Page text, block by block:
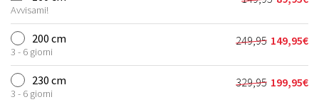
era:
79,95€.
è:
44,95€.
Avvisami! Il
prezzo
originale
era:
149,95€.
Il
prezzo
attuale
è:
89,95€.
200 cm
3 - 6 giorni
249,95
Il
prezzo
originale
era:
149,95€
Il
prezzo
attuale
è:
230 cm
3 - 6 giorni
329,95
Il 199,95€
Il